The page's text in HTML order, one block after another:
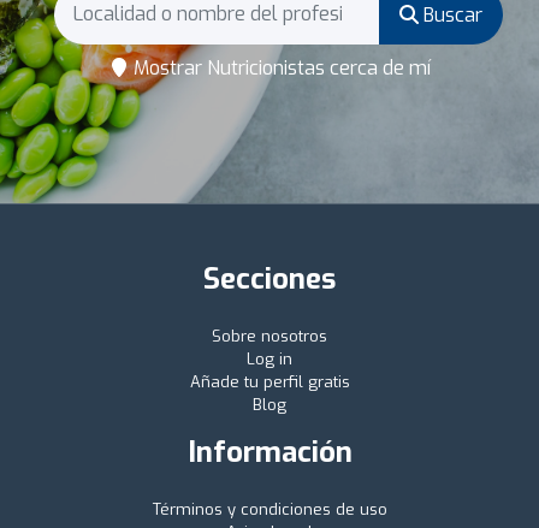
Buscar
Mostrar Nutricionistas cerca de mí
Secciones
Sobre nosotros
Log in
Añade tu perfil gratis
Blog
Información
Términos y condiciones de uso